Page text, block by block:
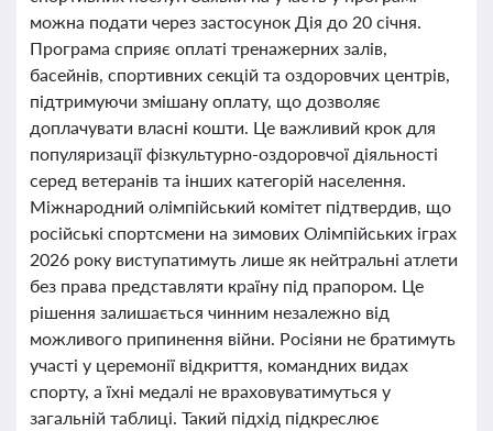
можна подати через застосунок Дія до 20 січня.
Програма сприяє оплаті тренажерних залів,
басейнів, спортивних секцій та оздоровчих центрів,
підтримуючи змішану оплату, що дозволяє
доплачувати власні кошти. Це важливий крок для
популяризації фізкультурно-оздоровчої діяльності
серед ветеранів та інших категорій населення.
Міжнародний олімпійський комітет підтвердив, що
російські спортсмени на зимових Олімпійських іграх
2026 року виступатимуть лише як нейтральні атлети
без права представляти країну під прапором. Це
рішення залишається чинним незалежно від
можливого припинення війни. Росіяни не братимуть
участі у церемонії відкриття, командних видах
спорту, а їхні медалі не враховуватимуться у
загальній таблиці. Такий підхід підкреслює